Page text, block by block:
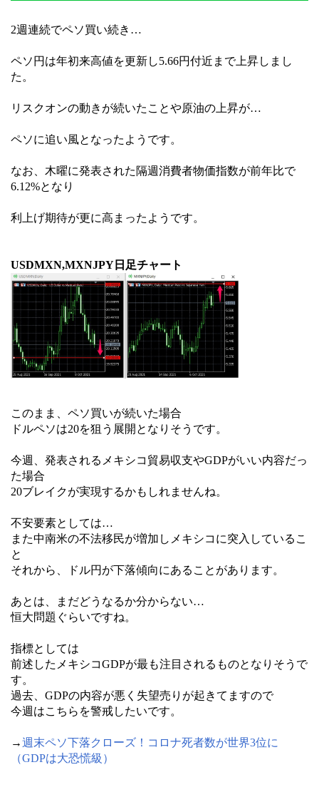
2週連続でペソ買い続き…
ペソ円は年初来高値を更新し5.66円付近まで上昇しまし
た。
リスクオンの動きが続いたことや原油の上昇が…
ペソに追い風となったようです。
なお、木曜に発表された隔週消費者物価指数が前年比で
6.12%となり
利上げ期待が更に高まったようです。
USDMXN,MXNJPY日足チャート
このまま、ペソ買いが続いた場合
ドルペソは20を狙う展開となりそうです。
今週、発表されるメキシコ貿易収支やGDPがいい内容だっ
た場合
20ブレイクが実現するかもしれませんね。
不安要素としては…
また中南米の不法移民が増加しメキシコに突入しているこ
と
それから、ドル円が下落傾向にあることがあります。
あとは、まだどうなるか分からない…
恒大問題ぐらいですね。
指標としては
前述したメキシコGDPが最も注目されるものとなりそうで
す。
過去、GDPの内容が悪く失望売りが起きてますので
今週はこちらを警戒したいです。
→週末ペソ下落クローズ！コロナ死者数が世界3位に
（GDPは大恐慌級）